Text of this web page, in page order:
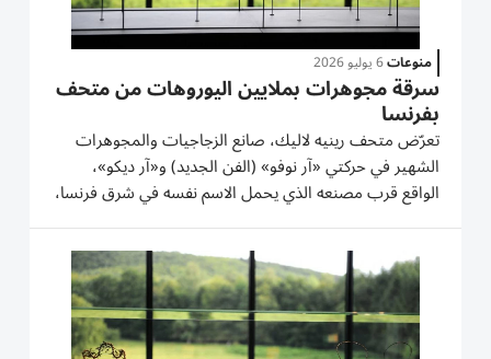
منوعات6 يوليو 2026
سرقة مجوهرات بملايين اليوروهات من متحف
بفرنسا
تعرّض متحف رينيه لاليك، صانع الزجاجيات والمجوهرات
الشهير في حركتي «آر نوفو» (الفن الجديد) و«آر ديكو»،
الواقع قرب مصنعه الذي يحمل الاسم نفسه في شرق فرنسا،
لسرقة مجوهرات بقيمة «بضعة ملايين» من اليوروهات،
وفق مصدر مُطّلع على التحقيق. وأشار المصدر إلى أن «نحو
عشرين قطعة...